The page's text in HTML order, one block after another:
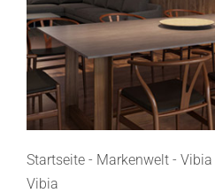
Lichtplanung
Referenzen
Marken
Ratgeber
Startseite- Markenwelt- Vibia
Vibia